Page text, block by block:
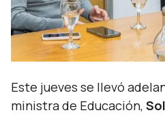
Este jueves se llevó
ministra de Educación,